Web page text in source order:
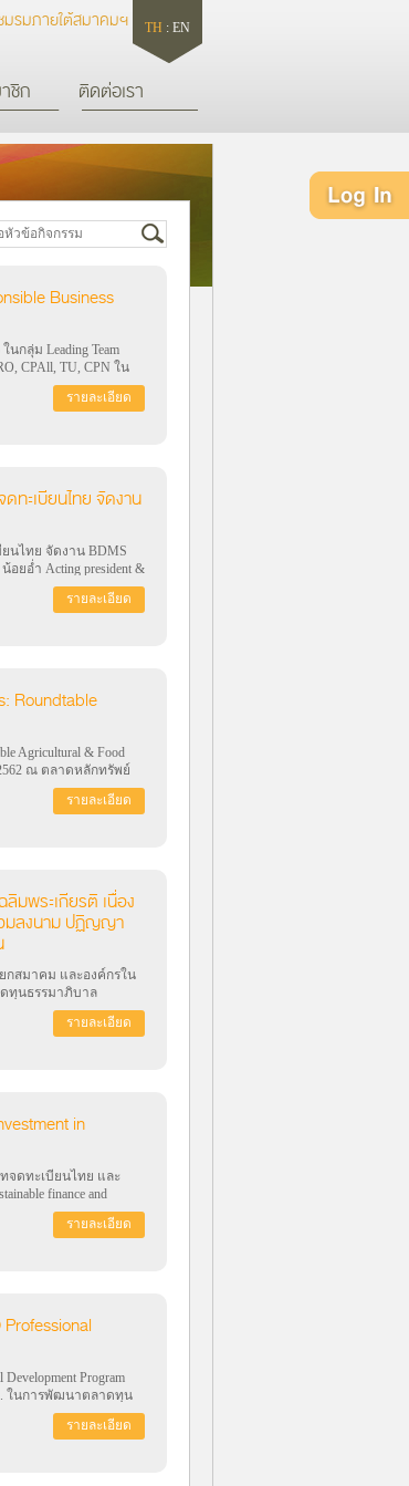
ชิก ติดต่อเรา
มรมภายใต้สมาคมฯ TH : EN
Business
กลุ่ม Leading Team
CPAll, TU, CPN ใน
2562 ณ บมจ.ร้อกกเวิธ
ร่วมมือระหว่างกัน และ
รายละเอียด
ทะเบียนไทย จัดงาน
นไทย จัดงาน BDMS
อยอ่ำ Acting president &
Tips for effective
สิตเวชการ (โรงรายละเอียด
Roundtable
Agricultural & Food
2562 ณ ตลาดหลักทรัพย์
านการจัดการ Supply
รายละเอียด
มพระเกียรติ เนื่อง
วมลงนาม ปฏิญญา
สมาคม และองค์กรใน
ดทุนธรรมาภิบาล
ภิเษก” และร่วมลงนาม
พร้อมเชิญชวนทุกภาค
รายละเอียด
in
จดทะเบียนไทย และ
finance and
ศุกรีย์ แก้วเจริญ
ามเข้าใจและส่งเสริม
รายละเอียด
Program
. ในการพัฒนาตลาดทุน
สิงหาคม 2562 ณ ห้อง
รายละเอียด